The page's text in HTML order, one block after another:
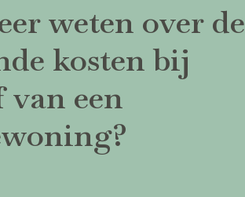
weten over de
kosten bij
van een